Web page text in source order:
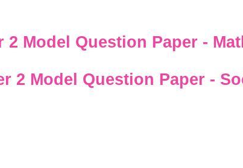
2 Model Question Paper​ -
2 Model Question Paper​ -